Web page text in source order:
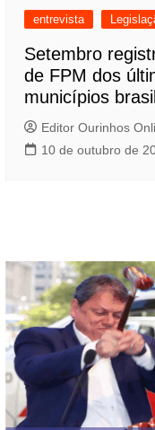
entrevista
Setembro
de FPM dos
municípios
Editor Ourinhos
10 de outubro de